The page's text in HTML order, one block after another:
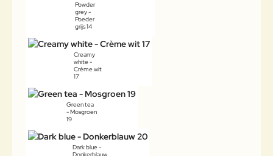
Powder
grey -
Poeder
grijs 14
Creamy
white -
Crème wit
17
Green tea
- Mosgroen
19
Dark blue -